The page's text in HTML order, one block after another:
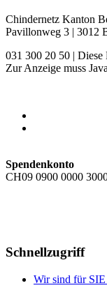
Chindernetz Kanton
Pavillonweg 3 | 3012
031 300 20 50 | Diese
Zur Anzeige muss
Spendenkonto
CH09 0900 0000
Schnellzugriff
Wir sind für SIE